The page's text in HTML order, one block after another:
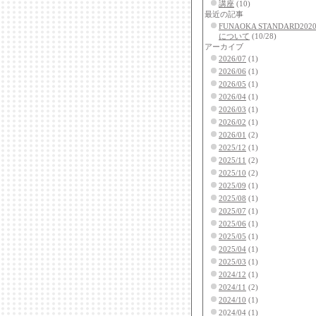
講座 (10)
最近の記事
FUNAOKA
について (10/28)
アーカイブ
2026/07 (1)
2026/06 (1)
2026/05 (1)
2026/04 (1)
2026/03 (1)
2026/02 (1)
2026/01 (2)
2025/12 (1)
2025/11 (2)
2025/10 (2)
2025/09 (1)
2025/08 (1)
2025/07 (1)
2025/06 (1)
2025/05 (1)
2025/04 (1)
2025/03 (1)
2024/12 (1)
2024/11 (2)
2024/10 (1)
2024/04 (1)